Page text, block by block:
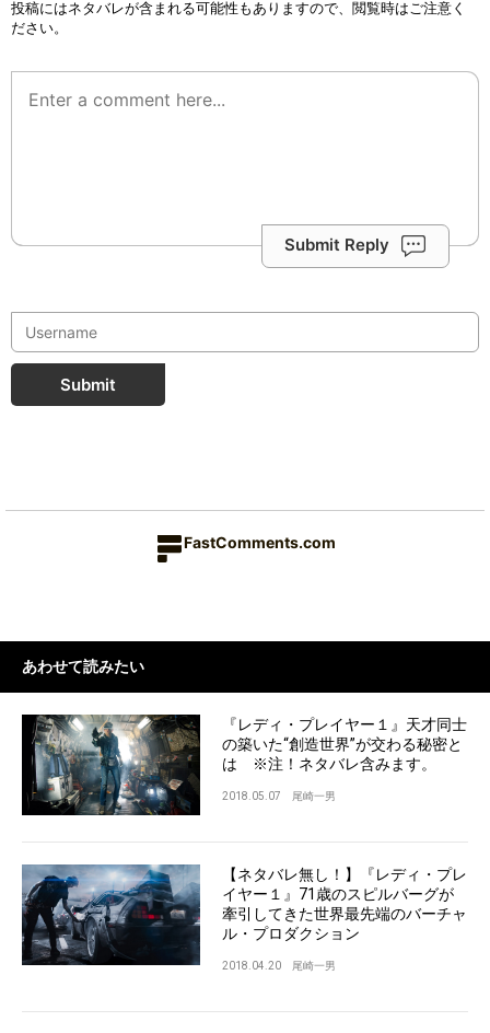
投稿にはネタバレが含まれる可能性もありますので、閲覧時はご注意く
ださい。
Submit Reply
Submit
FastComments.com
あわせて読みたい
『レディ・プレイヤー１』天才同士
の築いた“創造世界”が交わる秘密と
は ※注！ネタバレ含みます。
2018.05.07 尾崎一男
【ネタバレ無し！】『レディ・プレ
イヤー１』71歳のスピルバーグが
牽引してきた世界最先端のバーチャ
ル・プロダクション
2018.04.20 尾崎一男